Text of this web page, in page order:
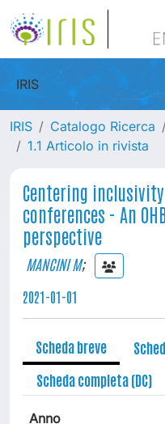
IRIS
IRIS Catalogo Ricerca
1.1 Articolo in rivista
Centering
conferences - An
perspective
MANCINI M;
2021-01-01
Scheda breve
Scheda completa (DC)
Anno